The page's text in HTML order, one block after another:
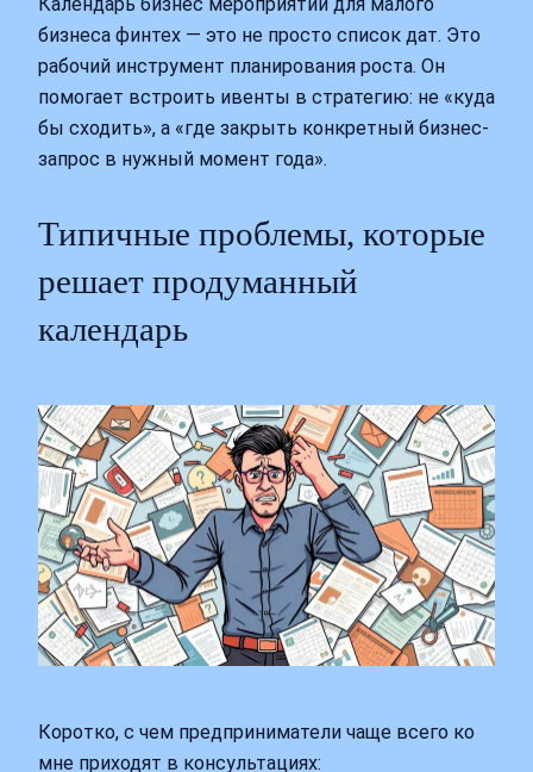
бизнеса финтех — это не просто список дат. Это
рабочий инструмент планирования роста. Он
помогает встроить ивенты в стратегию: не «куда
бы сходить», а «где закрыть конкретный бизнес-
запрос в нужный момент года».
Типичные проблемы, которые
решает продуманный
календарь
Коротко, с чем предприниматели чаще всего ко
мне приходят в консультациях: